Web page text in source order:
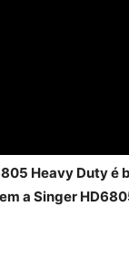
Heavy Duty é
a Singer